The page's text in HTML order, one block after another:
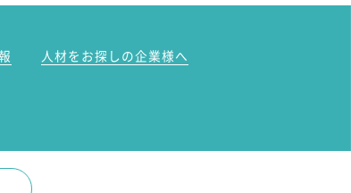
人材をお探しの企業様へ